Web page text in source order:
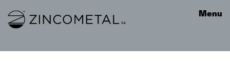
Link to homepage Menu